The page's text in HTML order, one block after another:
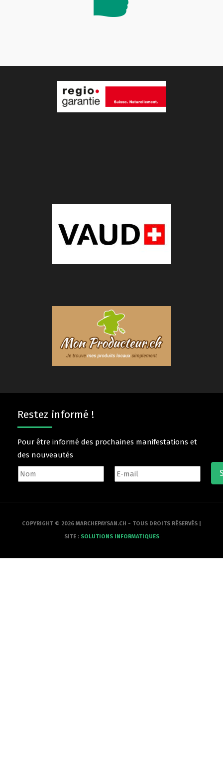
Restez informé !
Pour être informé des prochaines manifestations et
des nouveautés
COPYRIGHT © 2026 MARCHEPAYSAN.CH - TOUS DROITS RÉSERVÉS |
SITE : SOLUTIONS INFORMATIQUES